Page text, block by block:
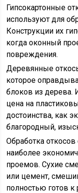
Гипсокартонные
используют для
Конструкции их
когда оконный
повреждения.
Деревянные
которое
блоков из дерева.
цена на
достоинства, как
благородный,
Обработка
наиболее
проемов. Сухие
или цемент,
полностью готов к